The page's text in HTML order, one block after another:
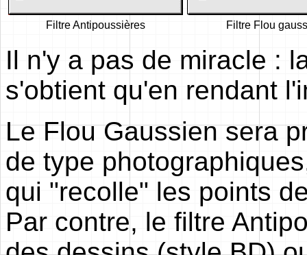
Filtre Antipoussières Filtre Flou
Il n'y a pas de miracle :
s'obtient qu'en rendant
Le Flou Gaussien sera
de type
qui "recolle" les points
Par contre, le filtre